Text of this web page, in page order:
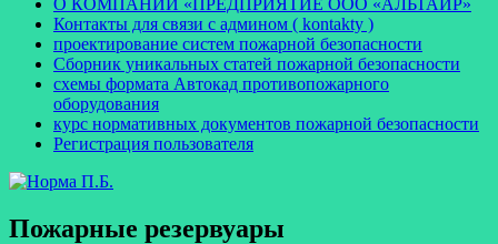
Контакты для связи с админом ( kontakty )
проектирование систем пожарной безопасности
Сборник уникальных статей пожарной безопасности
схемы формата Автокад противопожарного
оборудования
курс нормативных документов пожарной безопасности
Регистрация пользователя
Пожарные резервуары